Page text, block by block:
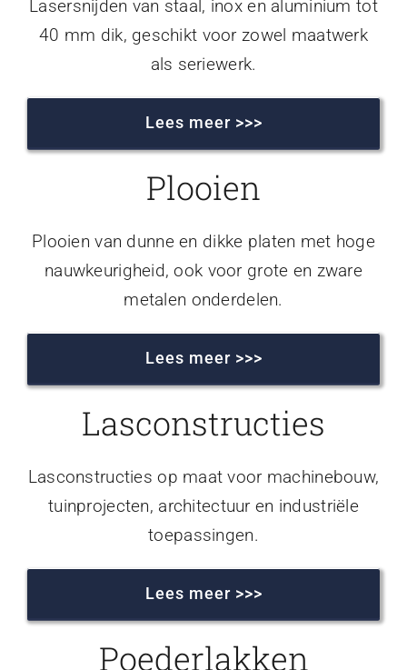
Lasersnijden van staal, inox en aluminium tot
40 mm dik, geschikt voor zowel maatwerk
als seriewerk.
Lees meer >>>
Plooien
Plooien van dunne en dikke platen met hoge
nauwkeurigheid, ook voor grote en zware
metalen onderdelen.
Lees meer >>>
Lasconstructies
Lasconstructies op maat voor machinebouw,
tuinprojecten, architectuur en industriële
toepassingen.
Lees meer >>>
Poederlakken